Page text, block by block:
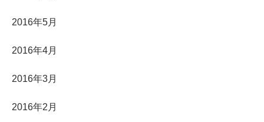
2016年5月
2016年4月
2016年3月
2016年2月